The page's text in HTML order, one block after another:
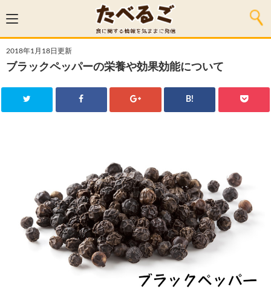
2018年1月18日更新
ブラックペッパーの栄養や効果効能について
B!